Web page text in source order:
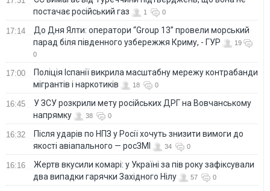
постачає російський газ
1 0
17:14
До Дня Ялти: оператори “Group 13” провели морський
парад біля південного узбережжя Криму, - ГУР
19
0
17:00
Поліція Іспанії викрила масштабну мережу контрабанди
мігрантів і наркотиків
18 0
16:45
У ЗСУ розкрили мету російських ДРГ на Вовчанському
напрямку
38 0
16:32
Після ударів по НПЗ у Росії хочуть знизити вимоги до
якості авіапального — росЗМІ
34 0
16:16
Жертв вкусили комарі: у Україні за пів року зафіксували
два випадки гарячки Західного Нілу
57 0